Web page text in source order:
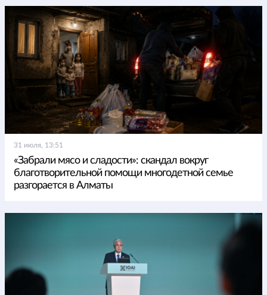
31 июля, 13:51
«Забрали мясо и сладости»: скандал вокруг
благотворительной помощи многодетной семье
разгорается в Алматы